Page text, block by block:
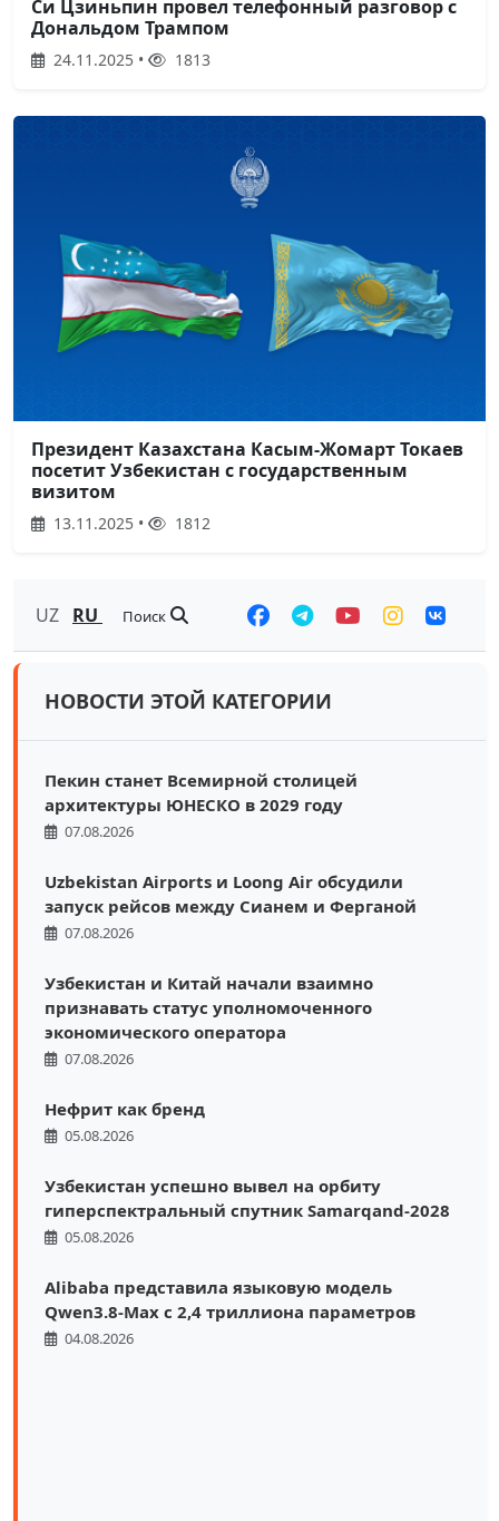
Си Цзиньпин провел телефонный разговор с
Дональдом Трампом
24.11.2025 • 1813
Президент Казахстана Касым-Жомарт Токаев
посетит Узбекистан с государственным
визитом
13.11.2025 • 1812
UZ RU Поиск
НОВОСТИ ЭТОЙ КАТЕГОРИИ
Пекин станет Всемирной столицей
архитектуры ЮНЕСКО в 2029 году
07.08.2026
Uzbekistan Airports и Loong Air обсудили
запуск рейсов между Сианем и Ферганой
07.08.2026
Узбекистан и Китай начали взаимно
признавать статус уполномоченного
экономического оператора
07.08.2026
Нефрит как бренд
05.08.2026
Узбекистан успешно вывел на орбиту
гиперспектральный спутник Samarqand-2028
05.08.2026
Alibaba представила языковую модель
Qwen3.8-Max с 2,4 триллиона параметров
04.08.2026